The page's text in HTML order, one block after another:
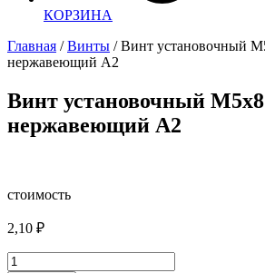
КОРЗИНА
Главная /Винты / Винт установочный
нержавеющий А2
Винт установочный
нержавеющий А2
стоимость
2,10 ₽
Количество